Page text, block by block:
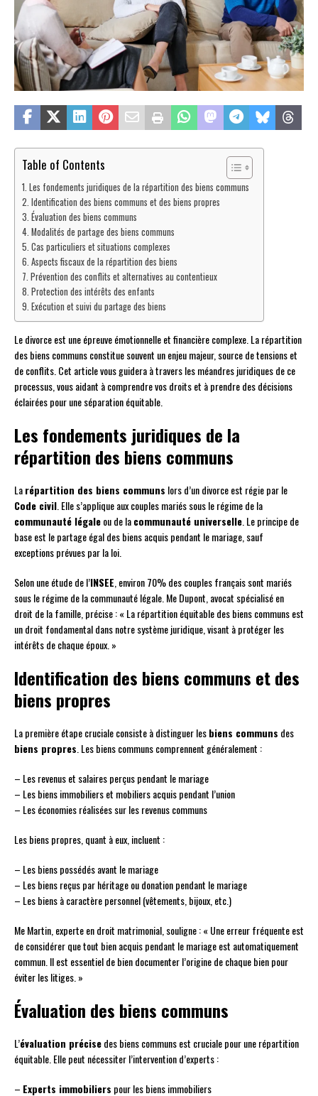
Table of Contents
Les fondements juridiques de la répartition des biens communs
Identification des biens communs et des biens propres
Évaluation des biens communs
Modalités de partage des biens communs
Cas particuliers et situations complexes
Aspects fiscaux de la répartition des biens
Prévention des conflits et alternatives au contentieux
Protection des intérêts des enfants
Exécution et suivi du partage des biens
Le divorce est une épreuve émotionnelle et financière complexe. La répartition
des biens communs constitue souvent un enjeu majeur, source de tensions et
de conflits. Cet article vous guidera à travers les méandres juridiques de ce
processus, vous aidant à comprendre vos droits et à prendre des décisions
éclairées pour une séparation équitable.
Les fondements juridiques de la
répartition des biens communs
Larépartition des biens communs lors d’un divorce est régie par le
Code civil . Elle s’applique aux couples mariés sous le régime de la
communauté légaleou de lacommunauté universelle . Le principe de
base est le partage égal des biens acquis pendant le mariage, sauf
exceptions prévues par la loi.
Selon une étude de l’INSEE , environ 70% des couples français sont mariés
sous le régime de la communauté légale. Me Dupont, avocat spécialisé en
droit de la famille, précise : « La répartition équitable des biens communs est
un droit fondamental dans notre système juridique, visant à protéger les
intérêts de chaque époux. »
Identification des biens communs et des
biens propres
La première étape cruciale consiste à distinguer lesbiens communs des
biens propres . Les biens communs comprennent généralement :
– Les revenus et salaires perçus pendant le mariage
– Les biens immobiliers et mobiliers acquis pendant l’union
– Les économies réalisées sur les revenus communs
Les biens propres, quant à eux, incluent :
– Les biens possédés avant le mariage
– Les biens reçus par héritage ou donation pendant le mariage
– Les biens à caractère personnel (vêtements, bijoux, etc.)
Me Martin, experte en droit matrimonial, souligne : « Une erreur fréquente est
de considérer que tout bien acquis pendant le mariage est automatiquement
commun. Il est essentiel de bien documenter l’origine de chaque bien pour
éviter les litiges. »
Évaluation des biens communs
L’évaluation précisedes biens communs est cruciale pour une répartition
équitable. Elle peut nécessiter l’intervention d’experts :
– Experts immobiliers pour les biens immobiliers